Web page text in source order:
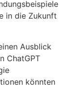
in die Zukunft
Ausblick
ChatGPT
könnten